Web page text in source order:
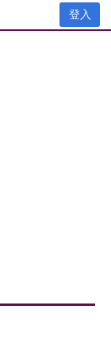
登入